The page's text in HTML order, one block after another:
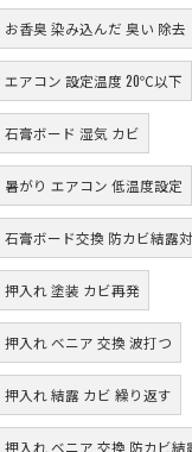
お香臭 染み込んだ 臭い 除去
エアコン 設定温度 20℃以下
石膏ボード 湿気 カビ
暑がり エアコン 低温度設定
石膏ボード交換 防カビ結露
押入れ 塗装 カビ再発
押入れ ベニア 交換 波打つ
押入れ 結露 カビ 繰り返す
押入れ ベニア 交換 防カビ結